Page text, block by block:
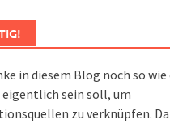
in diesem Blog noch so wie
sein soll, um
zu verknüpfen.